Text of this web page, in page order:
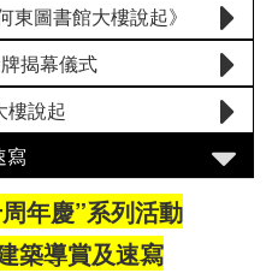
圖書館大樓說起》
揭幕儀式
樓說起
寫
年慶”系列活動
築導賞及速寫